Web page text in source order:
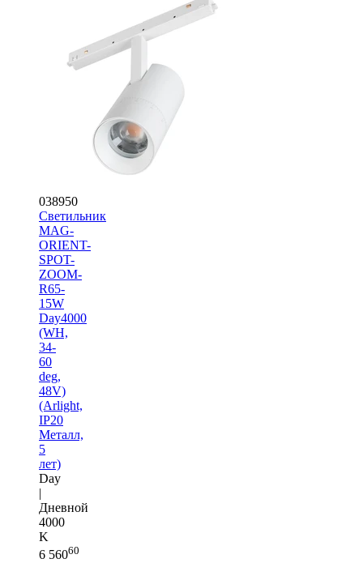
038950
Светильник
MAG-
ORIENT-
SPOT-
ZOOM-
R65-
15W
Day4000
(WH,
34-
60
deg,
48V)
(Arlight,
IP20
Металл,
5
лет)
Day
|
Дневной
4000
K
6 56060